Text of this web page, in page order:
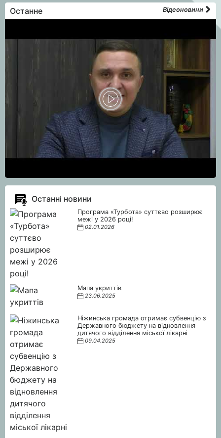
Останне Відеоновини
Останні новини
Програма «Турбота» суттєво розширює
межі у 2026 році!
02.01.2026
Мапа укриттів
23.06.2025
Ніжинська громада отримає субвенцію з
Державного бюджету на відновлення
дитячого відділення міської лікарні
09.04.2025